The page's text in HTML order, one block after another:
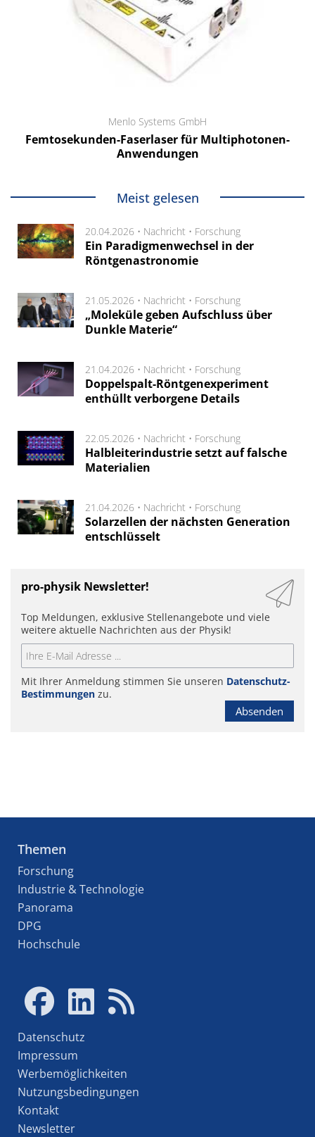
Menlo Systems GmbH
Femtosekunden-Faserlaser für Multiphotonen-
Anwendungen
Meist gelesen
20.04.2026 • Nachricht • Forschung
Ein Paradigmenwechsel in der
Röntgenastronomie
21.05.2026 • Nachricht • Forschung
„Moleküle geben Aufschluss über
Dunkle Materie“
21.04.2026 • Nachricht • Forschung
Doppelspalt-Röntgenexperiment
enthüllt verborgene Details
22.05.2026 • Nachricht • Forschung
Halbleiterindustrie setzt auf falsche
Materialien
21.04.2026 • Nachricht • Forschung
Solarzellen der nächsten Generation
entschlüsselt
pro-physik Newsletter!
Top Meldungen, exklusive Stellenangebote und viele
weitere aktuelle Nachrichten aus der Physik!
Mit Ihrer Anmeldung stimmen Sie unseren Datenschutz-
Bestimmungen zu.
Absenden
Themen
Forschung
Industrie & Technologie
Panorama
DPG
Hochschule
Datenschutz
Impressum
Werbemöglichkeiten
Nutzungsbedingungen
Kontakt
Newsletter